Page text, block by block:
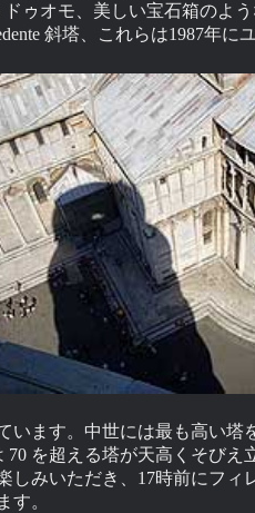
ゥオモ、美しい宝石箱のよ
斜塔、これらは1987年に
ます。中世には最も高い
70 を超える塔が天高くそ
みいただき、17時前にフィ
す。